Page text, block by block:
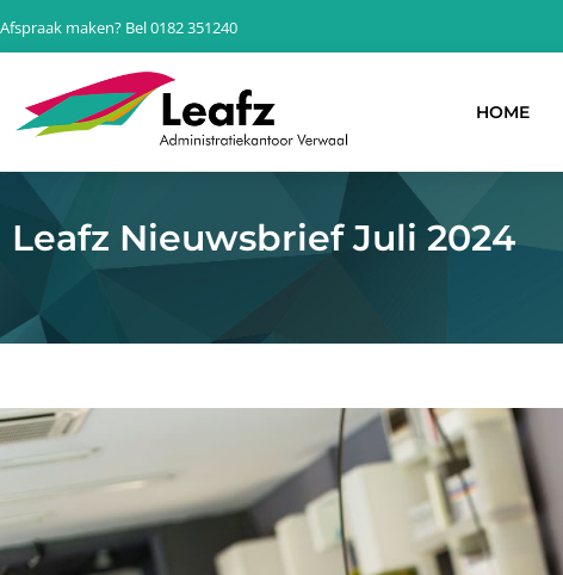
naar
inhoud
Afspraak maken? Bel 0182 351240
HOME
Leafz Nieuwsbrief Juli 2024